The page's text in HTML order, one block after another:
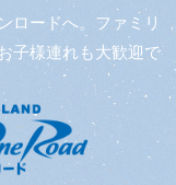
ロードへ。ファミリ
子様連れも大歓迎で